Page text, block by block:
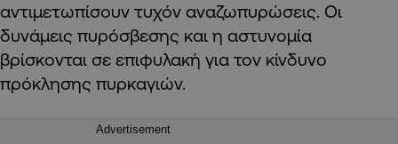
αντιμετωπίσουν τυχόν αναζωπυρώσεις. Οι
δυνάμεις πυρόσβεσης και η αστυνομία
βρίσκονται σε επιφυλακή για τον κίνδυνο
πρόκλησης πυρκαγιών.
Advertisement